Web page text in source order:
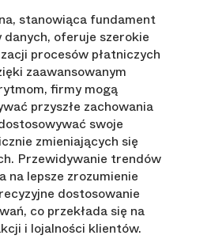
stanowiąca fundament
danych, oferuje szerokie
procesów płatniczych
zaawansowanym
firmy mogą
przyszłe zachowania
swoje
zmieniających się
Przewidywanie trendów
na lepsze zrozumienie
dostosowanie
co przekłada się na
i lojalności klientów.